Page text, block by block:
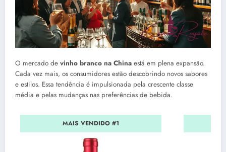
O mercado de vinho branco na China está em plena expansão.
Cada vez mais, os consumidores estão descobrindo novos sabores
e estilos. Essa tendência é impulsionada pela crescente classe
média e pelas mudanças nas preferências de bebida.
MAIS VENDIDO #1